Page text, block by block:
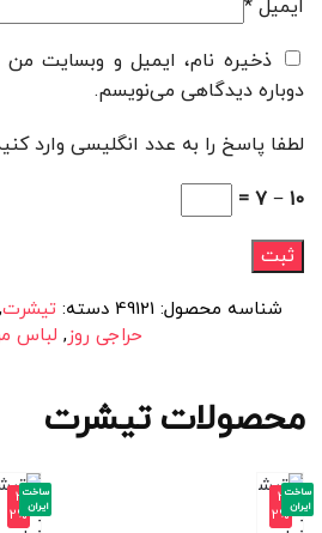
ایمیل *
ذخیره نام، ایمیل و وبسایت من
دوباره دیدگاهی می‌نویسم.
لطفا پاسخ را به عدد انگلیسی وارد
10 − 7 =
شناسه محصول: 49121 دسته: تیشرت,
حراجی روز, لباس
محصولات تیشرت
-3
2%
ساخت
ایران
-3
2%
ساخت
ایران